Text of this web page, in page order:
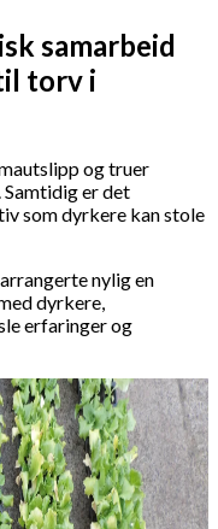
samarbeid
torv i
og truer
er det
som dyrkere kan stole
nylig en
dyrkere,
erfaringer og